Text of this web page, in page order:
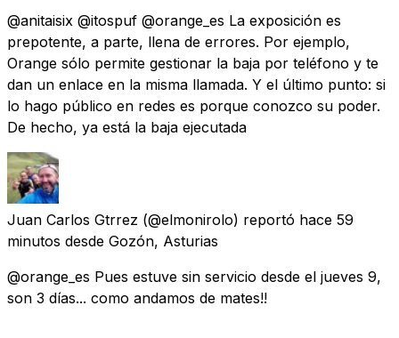
@anitaisix @itospuf @orange_es La exposición es
prepotente, a parte, llena de errores. Por ejemplo,
Orange sólo permite gestionar la baja por teléfono y te
dan un enlace en la misma llamada. Y el último punto: si
lo hago público en redes es porque conozco su poder.
De hecho, ya está la baja ejecutada
Juan Carlos Gtrrez (@elmonirolo) reportó hace 59
minutos desde Gozón, Asturias
@orange_es Pues estuve sin servicio desde el jueves 9,
son 3 días... como andamos de mates!!